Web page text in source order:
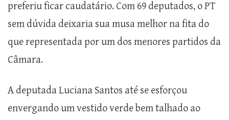
preferiu ficar caudatário. Com 69 deputados, o PT
sem dúvida deixaria sua musa melhor na fita do
que representada por um dos menores partidos da
Câmara.
A deputada Luciana Santos até se esforçou
envergando um vestido verde bem talhado ao